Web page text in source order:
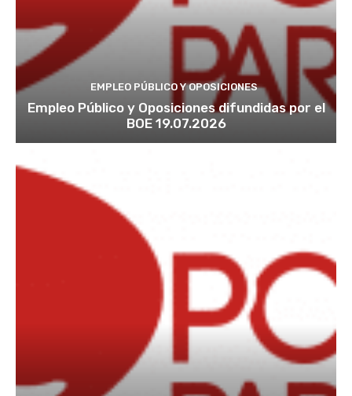
EMPLEO PÚBLICO Y OPOSICIONES
Empleo Público y Oposiciones difundidas por el
BOE 19.07.2026